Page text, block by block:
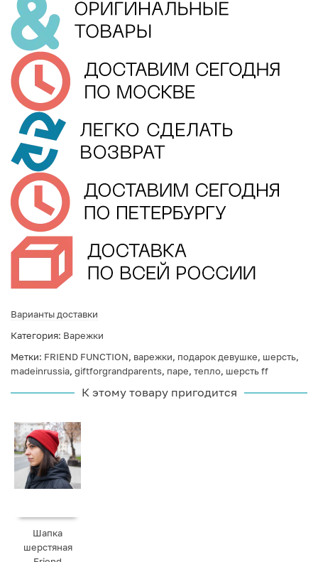
Варианты доставки
Категория: Варежки
Метки: FRIEND FUNCTION, варежки, подарок девушке, шерсть,
madeinrussia, giftforgrandparents, паре, тепло, шерсть ff
К этому товару пригодится
Шапка
шерстяная